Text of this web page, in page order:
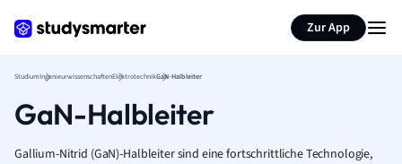
Zur App
StudiumIngenieurwissenschaftenElektrotechnikGaN-Halbleiter
GaN-Halbleiter
Gallium-Nitrid (GaN)-Halbleiter sind eine fortschrittliche Technologie,